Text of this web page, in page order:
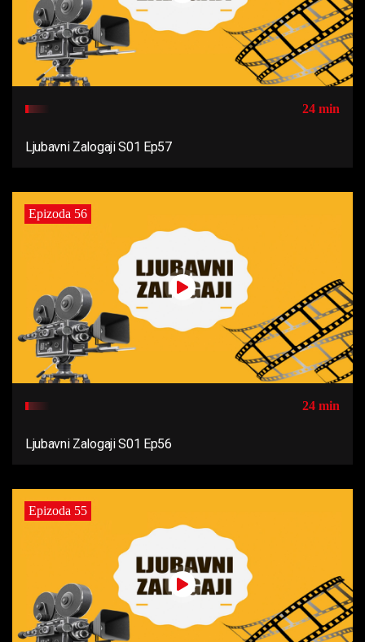
24 min
Ljubavni Zalogaji S01 Ep57
Epizoda 56
24 min
Ljubavni Zalogaji S01 Ep56
Epizoda 55